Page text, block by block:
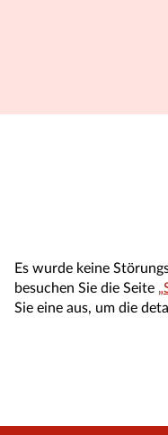
Es wurde keine
besuchen Sie die Seite
Sie eine aus, um die